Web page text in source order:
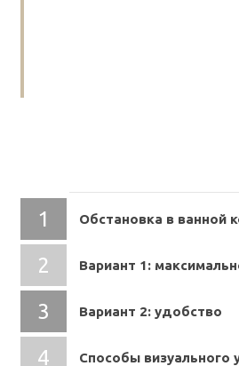
Обстановка в ванной
Вариант 1:
Вариант 2: удобство
Способы визуального